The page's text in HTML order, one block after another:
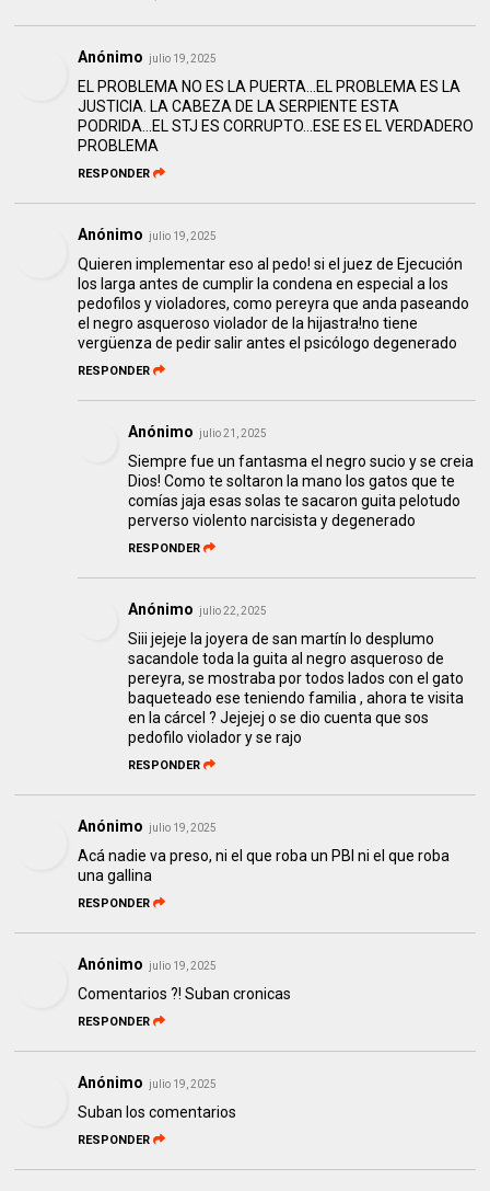
Anónimo julio 19, 2025
EL PROBLEMA NO ES LA PUERTA...EL PROBLEMA ES LA
JUSTICIA. LA CABEZA DE LA SERPIENTE ESTA
PODRIDA...EL STJ ES CORRUPTO...ESE ES EL VERDADERO
PROBLEMA
RESPONDER
Anónimo julio 19, 2025
Quieren implementar eso al pedo! si el juez de Ejecución
los larga antes de cumplir la condena en especial a los
pedofilos y violadores, como pereyra que anda paseando
el negro asqueroso violador de la hijastra!no tiene
vergüenza de pedir salir antes el psicólogo degenerado
RESPONDER
Anónimo julio 21, 2025
Siempre fue un fantasma el negro sucio y se creia
Dios! Como te soltaron la mano los gatos que te
comías jaja esas solas te sacaron guita pelotudo
perverso violento narcisista y degenerado
RESPONDER
Anónimo julio 22, 2025
Siii jejeje la joyera de san martín lo desplumo
sacandole toda la guita al negro asqueroso de
pereyra, se mostraba por todos lados con el gato
baqueteado ese teniendo familia , ahora te visita
en la cárcel ? Jejejej o se dio cuenta que sos
pedofilo violador y se rajo
RESPONDER
Anónimo julio 19, 2025
Acá nadie va preso, ni el que roba un PBI ni el que roba
una gallina
RESPONDER
Anónimo julio 19, 2025
Comentarios ?! Suban cronicas
RESPONDER
Anónimo julio 19, 2025
Suban los comentarios
RESPONDER